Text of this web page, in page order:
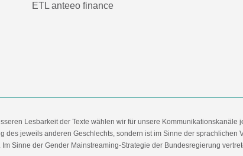
ETL anteeo finance
Lesbarkeit der Texte wählen wir für unsere
jeweils anderen Geschlechts, sondern ist im Sinne der sprachlichen
Sinne der Gender Mainstreaming-Strategie der Bundesregierung